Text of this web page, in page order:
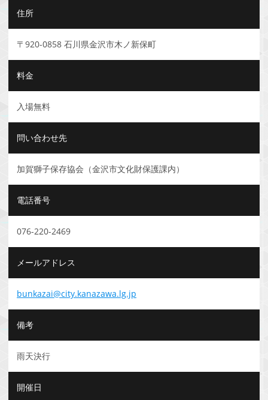
住所
〒920-0858 石川県金沢市木ノ新保町
料金
入場無料
問い合わせ先
加賀獅子保存協会（金沢市文化財保護課内）
電話番号
076-220-2469
メールアドレス
bunkazai@city.kanazawa.lg.jp
備考
雨天決行
開催日